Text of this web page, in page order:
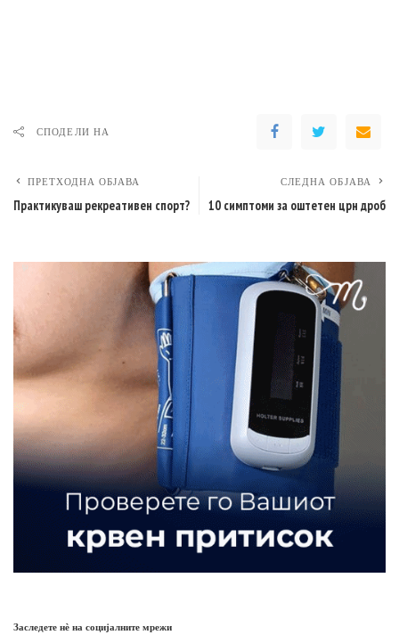
СПОДЕЛИ НА
ПРЕТХОДНА ОБЈАВА
Практикуваш рекреативен спорт?
СЛЕДНА ОБЈАВА
10 симптоми за оштетен црн дроб
Заследете нѐ на социјалните мрежи